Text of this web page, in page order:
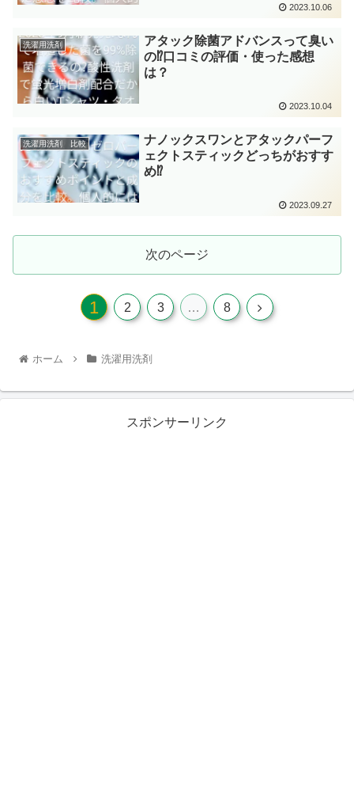
2023.10.06
洗濯用洗剤
アタック除菌アドバンスって臭い
の⁉口コミの評価・使った感想
は？
2023.10.04
洗濯用洗剤 比較
ナノックスワンとアタックパーフ
ェクトスティックどっちがおすす
め⁉
2023.09.27
次のページ
1 2 3 … 8
ホーム 洗濯用洗剤
スポンサーリンク